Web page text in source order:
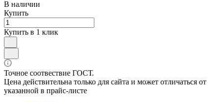
В наличии
Купить
Купить в 1 клик
Точное соотвествие ГОСТ.
Цена действительна только для сайта и может отличаться от
указанной в прайс-листе